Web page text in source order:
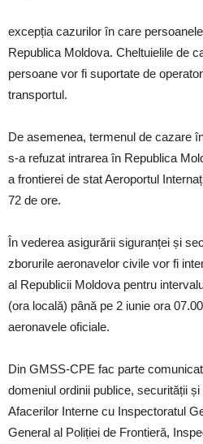
excepția cazurilor în care
Republica Moldova. Cheltuielile de
persoane vor fi suportate de
transportul.
De asemenea, termenul de cazare
s-a refuzat intrarea în Republica
a frontierei de stat Aeroportul
72 de ore.
În vederea asigurării siguranței și
zborurile aeronavelor civile vor fi
al Republicii Moldova pentru
(ora locală) până pe 2 iunie ora
aeronavele oficiale.
Din GMSS-CPE fac parte
domeniul ordinii publice, securității
Afacerilor Interne cu Inspectoratul
General al Poliției de Frontieră,